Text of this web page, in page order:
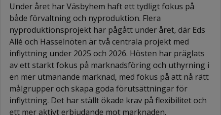
Under året har Väsbyhem haft ett tydligt fokus på
både förvaltning och nyproduktion. Flera
nyproduktionsprojekt har pågått under året, där Eds
Allé och Hasselnöten är två centrala projekt med
inflyttning under 2025 och 2026. Hösten har präglats
av ett starkt fokus på marknadsföring och uthyrning i
en mer utmanande marknad, med fokus på att nå rätt
målgrupper och skapa goda förutsättningar för
inflyttning. Det har ställt ökade krav på flexibilitet och
ett mer aktivt erbjudande mot marknaden.